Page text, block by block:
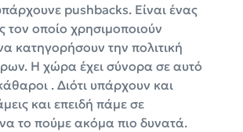
pushbacks. Είναι ένας
τον οποίο χρησιμοποιούν
κατηγορήσουν την πολιτική
Η χώρα έχει σύνορα σε αυτό
. Διότι υπάρχουν και
και επειδή πάμε σε
το πούμε ακόμα πιο δυνατά.